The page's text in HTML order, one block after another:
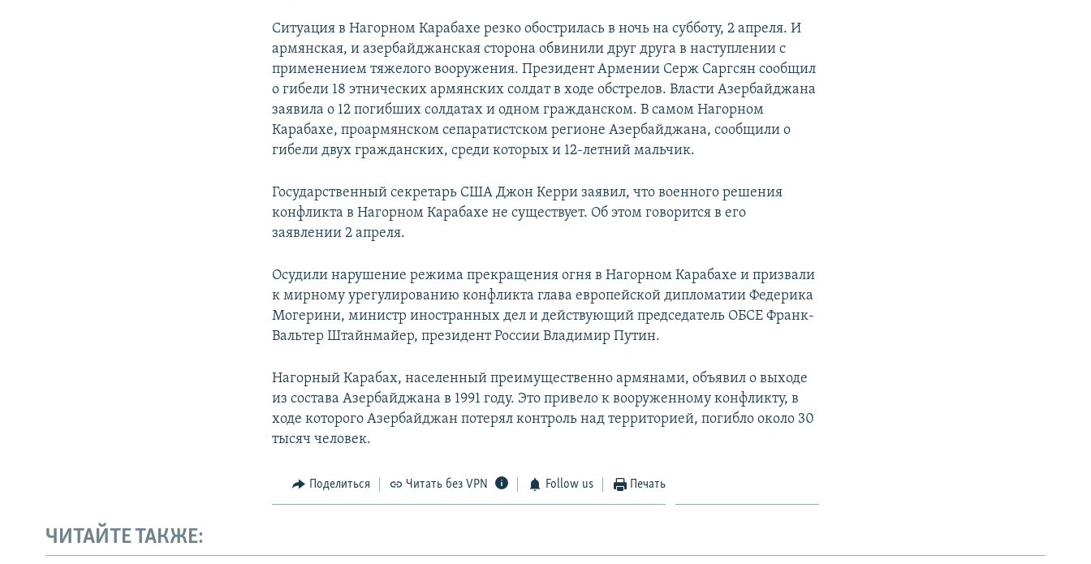
Ситуация в Нагорном Карабахе резко обострилась в ночь на субботу, 2 апреля. И
армянская, и азербайджанская сторона обвинили друг друга в наступлении с
применением тяжелого вооружения. Президент Армении Серж Саргсян сообщил
о гибели 18 этнических армянских солдат в ходе обстрелов. Власти Азербайджана
заявила о 12 погибших солдатах и одном гражданском. В самом Нагорном
Карабахе, проармянском сепаратистском регионе Азербайджана, сообщили о
гибели двух гражданских, среди которых и 12-летний мальчик.
Государственный секретарь США Джон Керри заявил, что военного решения
конфликта в Нагорном Карабахе не существует. Об этом говорится в его
заявлении 2 апреля.
Осудили нарушение режима прекращения огня в Нагорном Карабахе и призвали
к мирному урегулированию конфликта глава европейской дипломатии Федерика
Могерини, министр иностранных дел и действующий председатель ОБСЕ Франк-
Вальтер Штайнмайер, президент России Владимир Путин.
Нагорный Карабах, населенный преимущественно армянами, объявил о выходе
из состава Азербайджана в 1991 году. Это привело к вооруженному конфликту, в
ходе которого Азербайджан потерял контроль над территорией, погибло около 30
тысяч человек.
Поделиться Читать без VPN Follow us Печать
ЧИТАЙТЕ ТАКЖЕ: